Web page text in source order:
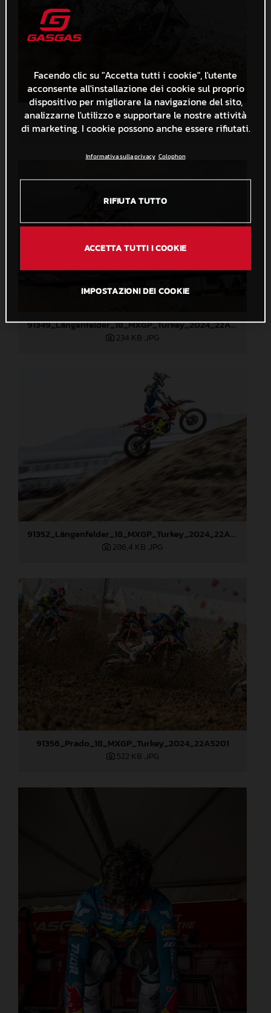
91346_Längenfelder_18_MXGP_Turkey_2024_22A0137
406,9 KB.JPG
91349_Längenfelder_18_MXGP_Turkey_2024_22A4650
234 KB .JPG
91352_Längenfelder_18_MXGP_Turkey_2024_22A6704
286,4 KB .JPG
91356_Prado_18_MXGP_Turkey_2024_22A5201
522 KB .JPG
Facendo clic su "Accetta tutti i cookie", l'utente
acconsente all'installazione dei cookie sul proprio
dispositivo per migliorare la navigazione del sito,
analizzarne l'utilizzo e supportare le nostre attività
di marketing. I cookie possono anche essere rifiutati.
Informativa sulla privacy Colophon
RIFIUTA TUTTO
ACCETTA TUTTI I COOKIE
IMPOSTAZIONI DEI COOKIE